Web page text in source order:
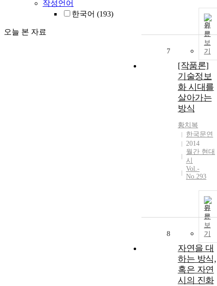
작성언어
한국어 (193)
오늘 본 자료
원
문
보
기
7
[작품론]
기술정보
화 시대를
살아가는
방식
황치복
한국문연
2014
월간 현대
시
Vol.-
No.293
원
문
보
기
8
자연을 대
하는 방식,
혹은 자연
시의 진화